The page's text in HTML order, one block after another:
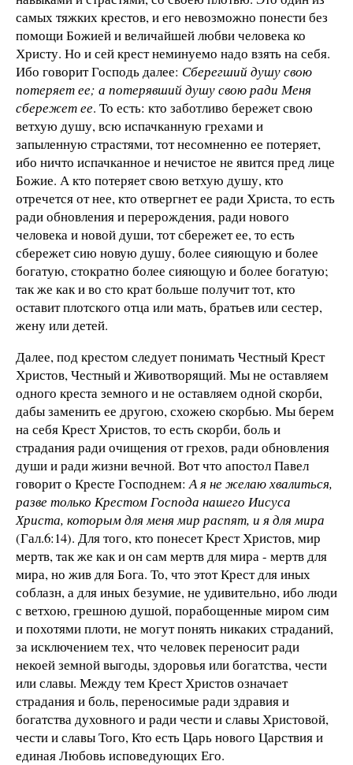
самых тяжких крестов, и его невозможно понести без
помощи Божией и величайшей любви человека ко
Христу. Но и сей крест неминуемо надо взять на себя.
Ибо говорит Господь далее: Сберегший душу свою
потеряет ее; а потерявший душу свою ради Меня
сбережет ее. То есть: кто заботливо бережет свою
ветхую душу, всю испачканную грехами и
запыленную страстями, тот несомненно ее потеряет,
ибо ничто испачканное и нечистое не явится пред лице
Божие. А кто потеряет свою ветхую душу, кто
отречется от нее, кто отвергнет ее ради Христа, то есть
ради обновления и перерождения, ради нового
человека и новой души, тот сбережет ее, то есть
сбережет сию новую душу, более сияющую и более
богатую, стократно более сияющую и более богатую;
так же как и во сто крат больше получит тот, кто
оставит плотского отца или мать, братьев или сестер,
жену или детей.
Далее, под крестом следует понимать Честный Крест
Христов, Честный и Животворящий. Мы не оставляем
одного креста земного и не оставляем одной скорби,
дабы заменить ее другою, схожею скорбью. Мы берем
на себя Крест Христов, то есть скорби, боль и
страдания ради очищения от грехов, ради обновления
души и ради жизни вечной. Вот что апостол Павел
говорит о Кресте Господнем:А я не желаю хвалиться,
разве только Крестом Господа нашего Иисуса
Христа, которым для меня мир распят, и я для мира
(Гал.6:14). Для того, кто понесет Крест Христов, мир
мертв, так же как и он сам мертв для мира - мертв для
мира, но жив для Бога. То, что этот Крест для иных
соблазн, а для иных безумие, не удивительно, ибо люди
с ветхою, грешною душой, порабощенные миром сим
и похотями плоти, не могут понять никаких страданий,
за исключением тех, что человек переносит ради
некоей земной выгоды, здоровья или богатства, чести
или славы. Между тем Крест Христов означает
страдания и боль, переносимые ради здравия и
богатства духовного и ради чести и славы Христовой,
чести и славы Того, Кто есть Царь нового Царствия и
единая Любовь исповедующих Его.